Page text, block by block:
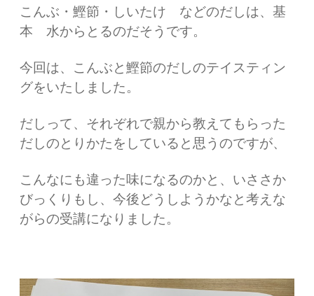
こんぶ・鰹節・しいたけ などのだしは、基
本 水からとるのだそうです。
今回は、こんぶと鰹節のだしのテイスティン
グをいたしました。
だしって、それぞれで親から教えてもらった
だしのとりかたをしていると思うのですが、
こんなにも違った味になるのかと、いささか
びっくりもし、今後どうしようかなと考えな
がらの受講になりました。